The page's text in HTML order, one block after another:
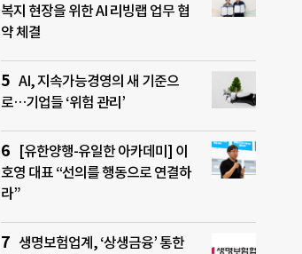
복지 현장을 위한 AI 리빙랩 업무 협
약 체결
AI, 지속가능경영의 새 기준으
로…기업들 ‘위험 관리’
[유한양행-유일한 아카데미] 이
호영 대표 “선의를 행동으로 연결하
라”
생명보험업계, ‘상생금융’ 통한